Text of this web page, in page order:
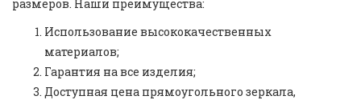
размеров. Наши преимущества:
Использование высококачественных
материалов;
Гарантия на все изделия;
Доступная цена прямоугольного зеркала,